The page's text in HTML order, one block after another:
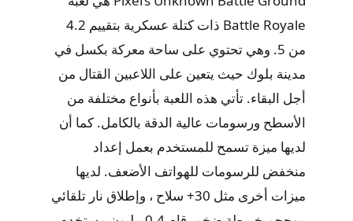
Battle Royale ذات كتلة عسكرية بتقييم 4.2
من 5. وهي تحتوي على ساحة معركة بكسل في
مدينة بلوك حيث يتعين على اللاعبين القتال من
أجل البقاء. تأتي هذه اللعبة بأنواع مختلفة من
الأسطح ورسومات عالية الدقة بالكامل. كما أن
لديها ميزة تسمح للمستخدم بعمل إعداد
منخفض للرسومات للهواتف الأضعف. لديها
ميزات أخرى مثل 30+ سلاح ، وإطلاق نار تلقائي